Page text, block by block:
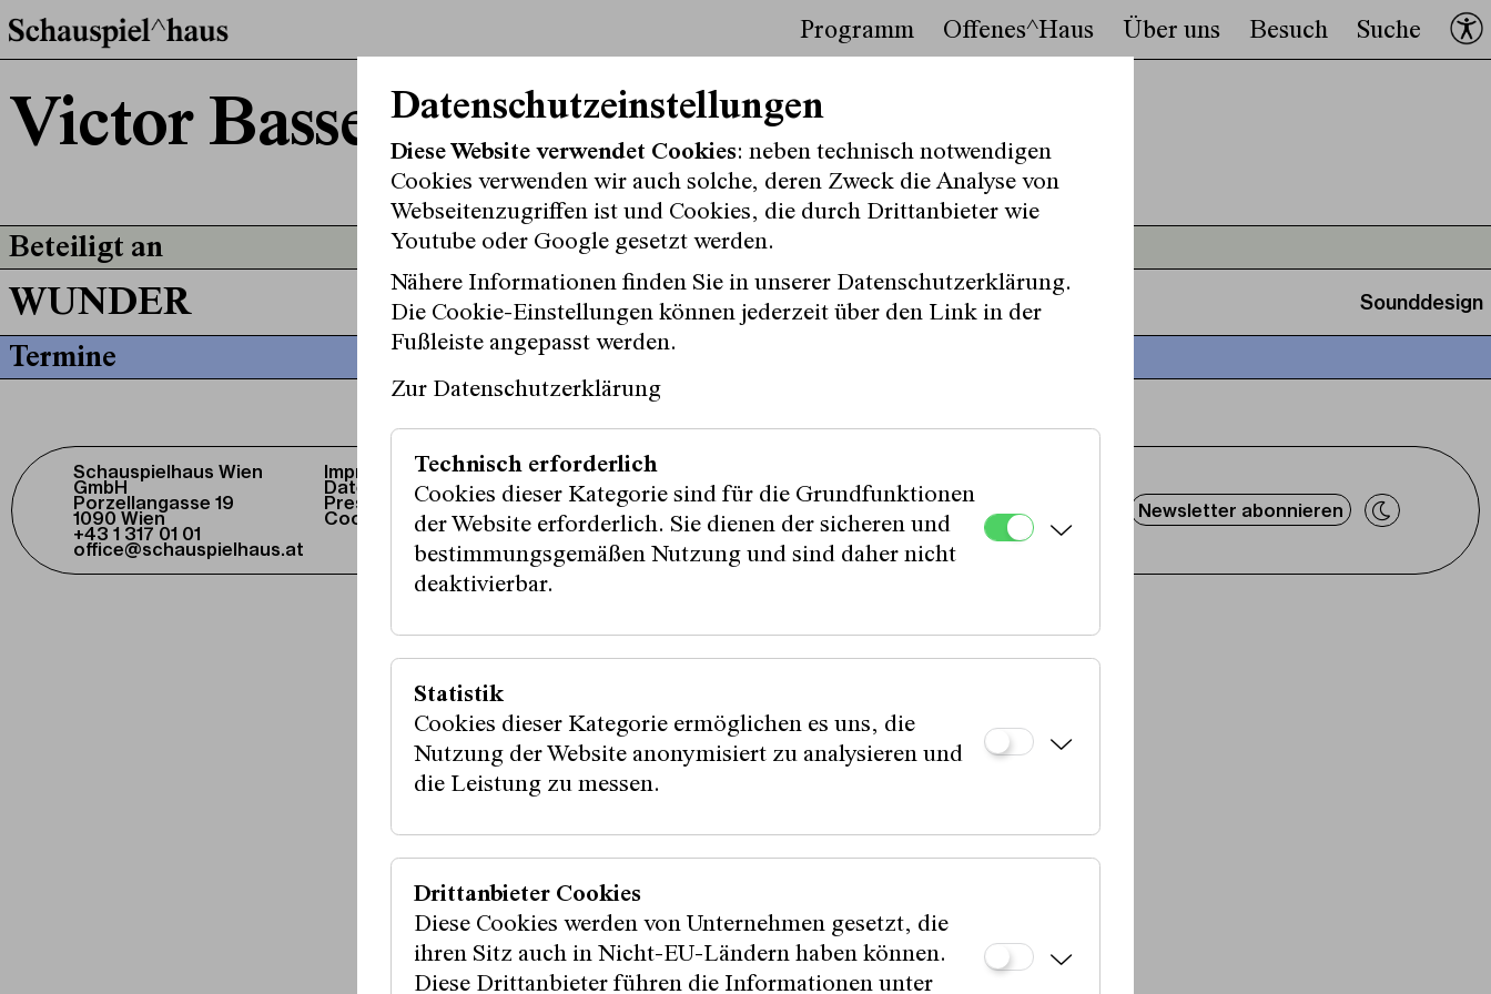
Programm Offenes^Haus Über uns Besuch Suche
Victor Bassedas
Beteiligt an
WUNDER Sounddesign
Termine
Schauspielhaus Wien
GmbH
Porzellangasse 19
1090 Wien
+43 1 317 01 01
office@schauspielhaus.at
Impressum /
Datenschutz
Presse / Downloads
Cookie-Einstellungen
Instagram
Facebook
Tiktok Newsletter abonnieren
Fördergeber:innen:
Medienpartner:innen:
Datenschutzeinstellungen
Diese Website verwendet Cookies: neben technisch notwendigen
Cookies verwenden wir auch solche, deren Zweck die Analyse von
Webseitenzugriffen ist und Cookies, die durch Drittanbieter wie
Youtube oder Google gesetzt werden.
Nähere Informationen finden Sie in unserer Datenschutzerklärung.
Die Cookie-Einstellungen können jederzeit über den Link in der
Fußleiste angepasst werden.
Zur Datenschutzerklärung
Technisch erforderlich
Cookies dieser Kategorie sind für die Grundfunktionen
der Website erforderlich. Sie dienen der sicheren und
bestimmungsgemäßen Nutzung und sind daher nicht
deaktivierbar.
Statistik
Cookies dieser Kategorie ermöglichen es uns, die
Nutzung der Website anonymisiert zu analysieren und
die Leistung zu messen.
Drittanbieter Cookies
Diese Cookies werden von Unternehmen gesetzt, die
ihren Sitz auch in Nicht-EU-Ländern haben können.
Diese Drittanbieter führen die Informationen unter